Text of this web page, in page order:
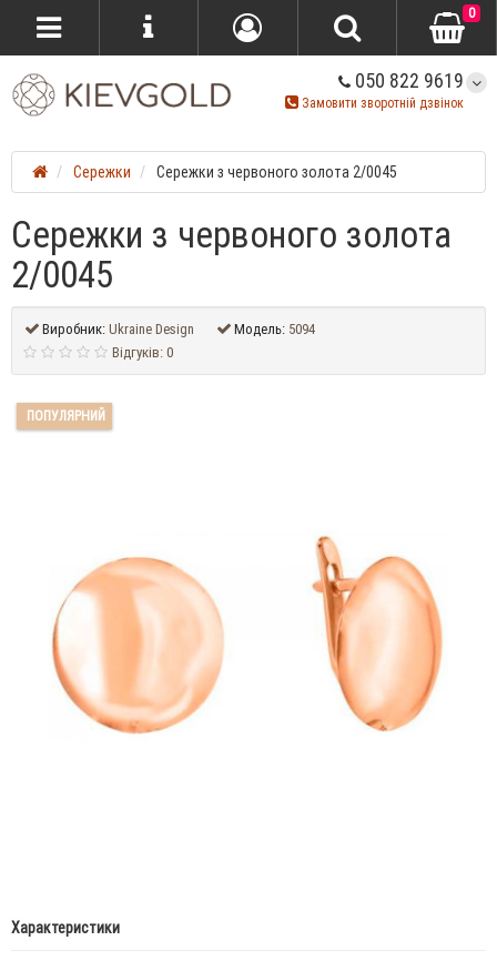
050 822 9619
Замовити зворотній дзвінок
0
Сережки Сережки з червоного золота 2/0045
Сережки з червоного золота
2/0045
Виробник:Ukraine Design Модель: 5094
Відгуків: 0
ПОПУЛЯРНИЙ
Характеристики